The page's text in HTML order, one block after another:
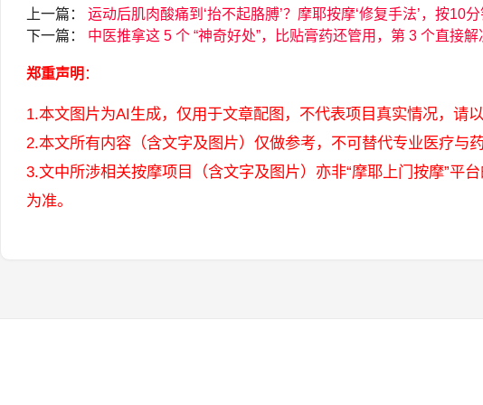
上一篇：
运动后肌肉酸痛到‘抬不起胳膊’？摩耶按摩‘修复手法’，按10
下一篇：
中医推拿这 5 个 “神奇好处”，比贴膏药还管用，第 3 个直接解
郑重声明 ：
1.本文图片为AI生成，仅用于文章配图，不代表项目真实情况，请
2.本文所有内容（含文字及图片）仅做参考，不可替代专业医疗与
3.文中所涉相关按摩项目（含文字及图片）亦非“摩耶上门按摩”平
为准。